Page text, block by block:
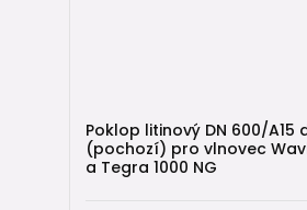
Poklop litinový DN 600/A15
(pochozí) pro vlnovec
a Tegra 1000 NG